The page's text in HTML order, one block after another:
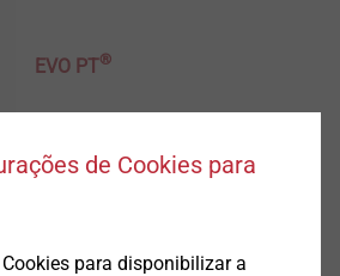
EVO PT®
de Cookies para
para disponibilizar a